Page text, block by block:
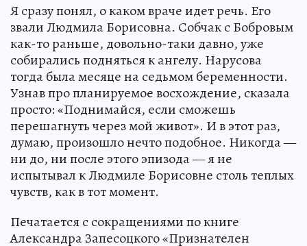
Я сразу понял, о каком враче идет речь. Его
звали Людмила Борисовна. Собчак с Бобровым
как-то раньше, довольно-таки давно, уже
собирались подняться к ангелу. Нарусова
тогда была месяце на седьмом беременности.
Узнав про планируемое восхождение, сказала
просто: «Поднимайся, если сможешь
перешагнуть через мой живот». И в этот раз,
думаю, произошло нечто подобное. Никогда —
ни до, ни после этого эпизода — я не
испытывал к Людмиле Борисовне столь теплых
чувств, как в тот момент.
Печатается с сокращениями по книге
Александра Запесоцкого «Признателен